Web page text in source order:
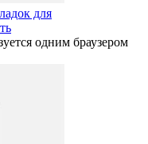
для
одним браузером